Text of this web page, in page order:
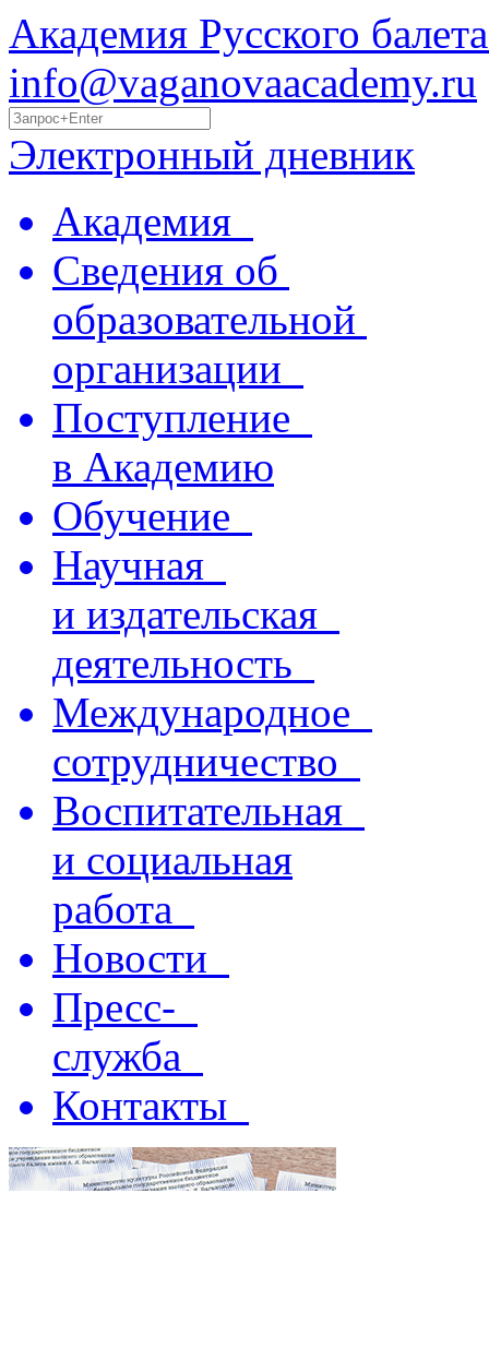
Академия Русского
info@vaganovaacademy.ru
Электронный дневник
Академия
Сведения об
образовательной
организации
Поступление
в Академию
Обучение
Научная
и издательская
деятельность
Международное
сотрудничество
Воспитательная
и социальная
работа
Новости
Пресс-
служба
Контакты